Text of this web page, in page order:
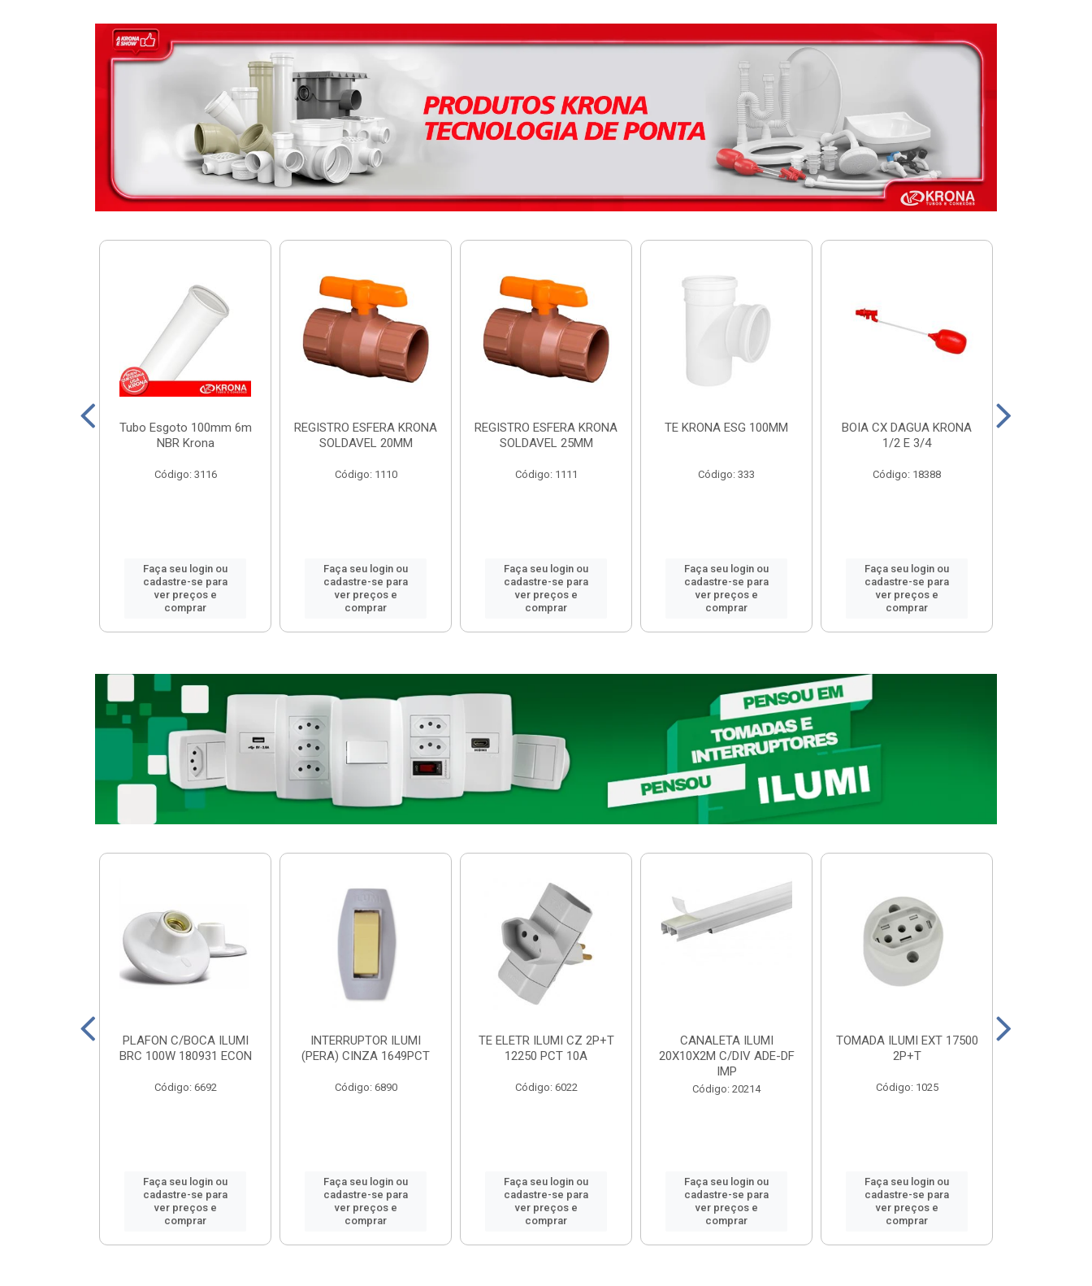
Tubo Esgoto 100mm 6m
NBR Krona
Código: 3116
Faça seu login ou
cadastre-se para
ver preços e
comprar
REGISTRO ESFERA KRONA
SOLDAVEL 20MM
Código: 1110
Faça seu login ou
cadastre-se para
ver preços e
comprar
REGISTRO ESFERA KRONA
SOLDAVEL 25MM
Código: 1111
Faça seu login ou
cadastre-se para
ver preços e
comprar
TE KRONA ESG 100MM
Código: 333
Faça seu login ou
cadastre-se para
ver preços e
comprar
BOIA CX DAGUA KRONA
1/2 E 3/4
Código: 18388
Faça seu login ou
cadastre-se para
ver preços e
comprar
PLAFON C/BOCA ILUMI
BRC 100W 180931 ECON
Código: 6692
Faça seu login ou
cadastre-se para
ver preços e
comprar
INTERRUPTOR ILUMI
(PERA) CINZA 1649PCT
Código: 6890
Faça seu login ou
cadastre-se para
ver preços e
comprar
TE ELETR ILUMI CZ 2P+T
12250 PCT 10A
Código: 6022
Faça seu login ou
cadastre-se para
ver preços e
comprar
CANALETA ILUMI
20X10X2M C/DIV ADE-DF
IMP
Código: 20214
Faça seu login ou
cadastre-se para
ver preços e
comprar
TOMADA ILUMI EXT 17500
2P+T
Código: 1025
Faça seu login ou
cadastre-se para
ver preços e
comprar